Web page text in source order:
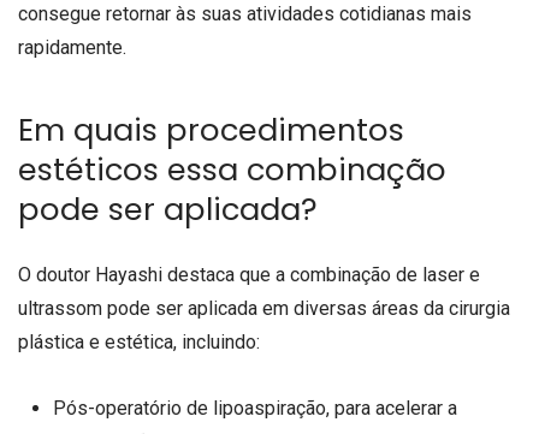
consegue retornar às suas atividades cotidianas mais
rapidamente.
Em quais procedimentos
estéticos essa combinação
pode ser aplicada?
O doutor Hayashi destaca que a combinação de laser e
ultrassom pode ser aplicada em diversas áreas da cirurgia
plástica e estética, incluindo:
Pós-operatório de lipoaspiração, para acelerar a